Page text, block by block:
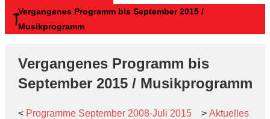
Vergangenes Programm bis September 2015 /
Musikprogramm
Vergangenes Programm bis
September 2015 / Musikprogramm
< Programme September 2008-Juli 2015> Aktuelles